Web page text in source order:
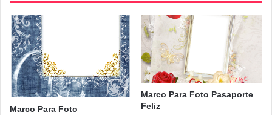
Marco Para Foto
Marco Para Foto Pasaporte
Feliz